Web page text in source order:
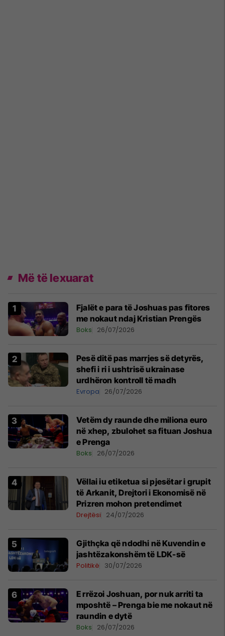
Më të lexuarat
Fjalët e para të Joshuas pas fitores
me nokaut ndaj Kristian Prengës
Boks 26/07/2026
Pesë ditë pas marrjes së detyrës,
shefi i ri i ushtrisë ukrainase
urdhëron kontroll të madh
Evropa 26/07/2026
Vetëm dy raunde dhe miliona euro
në xhep, zbulohet sa fituan Joshua
e Prenga
Boks 26/07/2026
Vëllai iu etiketua si pjesëtar i grupit
të Arkanit, Drejtori i Ekonomisë në
Prizren mohon pretendimet
Drejtësi 24/07/2026
Gjithçka që ndodhi në Kuvendin e
jashtëzakonshëm të LDK-së
Politikë 30/07/2026
E rrëzoi Joshuan, por nuk arriti ta
mposhtë – Prenga bie me nokaut në
raundin e dytë
Boks 26/07/2026